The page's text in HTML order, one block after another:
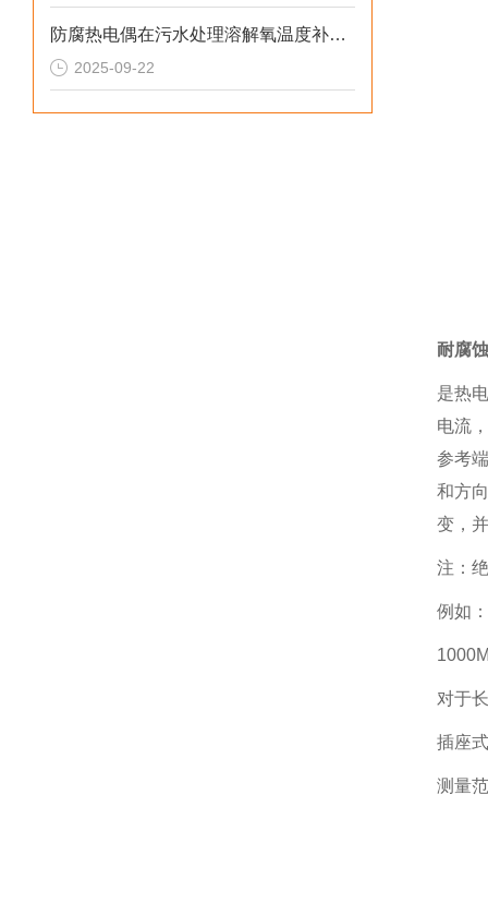
防腐热电偶在污水处理溶解氧温度补偿中的技术原理与应用解析
2025-09-22
耐腐
是热
电流
参考
和方
变，
注：
例如
对于
插座
测量